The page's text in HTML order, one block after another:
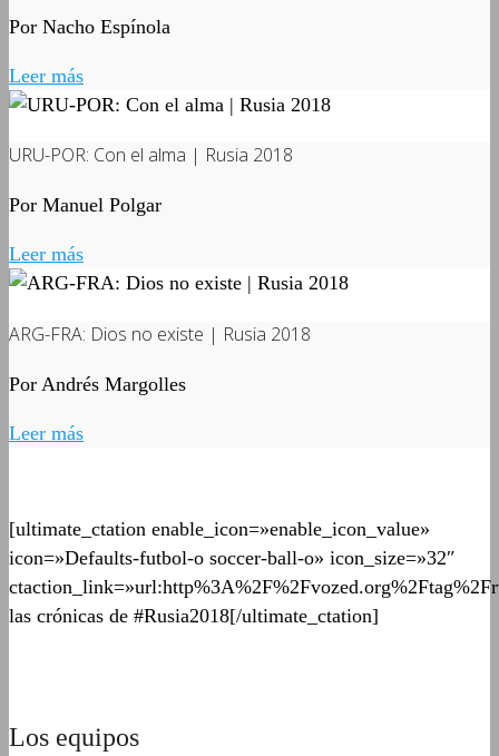
Por Nacho Espínola
Leer más
URU-POR: Con el alma | Rusia 2018
Por Manuel Polgar
Leer más
ARG-FRA: Dios no existe | Rusia 2018
Por Andrés Margolles
Leer más
[ultimate_ctation enable_icon=»enable_icon_value»
icon=»Defaults-futbol-o soccer-ball-o» icon_size=»32″
las crónicas de #Rusia2018[/ultimate_ctation]
Los equipos